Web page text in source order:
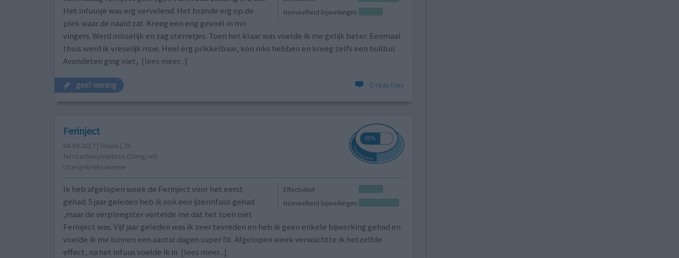
Hoeveelheid bijwerkingen
Het infuusje was erg vervelend. Het brande erg op de
plek waar de naald zat. Kreeg een eng gevoel in mn
vingers. Werd misselijk en zag sterretjes. Toen het klaar was voelde ik me gelijk beter. Eenmaal
thuis werd ik vreselijk moe. Heel erg prikkelbaar, kon niks hebben en kreeg zelfs een huilbui.
Avondeten ging niet, [lees meer...]
geef mening 0 reacties
Ferinject
04-04-2017 | Vrouw | 29
ferricarboxymaltose (50mg/ml)
IJzergebreksanemie
Effectiviteit
Hoeveelheid bijwerkingen
Ik heb afgelopen week de Ferinject voor het eerst
gehad. 5 jaar geleden heb ik ook een ijzerinfuus gehad
,maar de verpleegster vertelde me dat het toen niet
Ferinject was. Vijf jaar geleden was ik zeer tevreden en heb ik geen enkele bijwerking gehad en
voelde ik me binnen een aantal dagen super fit. Afgelopen week verwachtte ik hetzelfde
effect, na het infuus voelde ik in [lees meer...]